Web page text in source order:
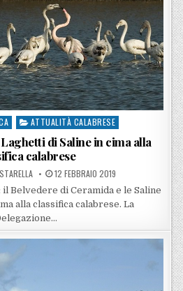
ATTUALITÀ CALABRESE
di Saline in cima alla
calabrese
POSTED ON
12 FEBBRAIO 2019
Belvedere di Ceramida e le Saline
alla classifica calabrese. La